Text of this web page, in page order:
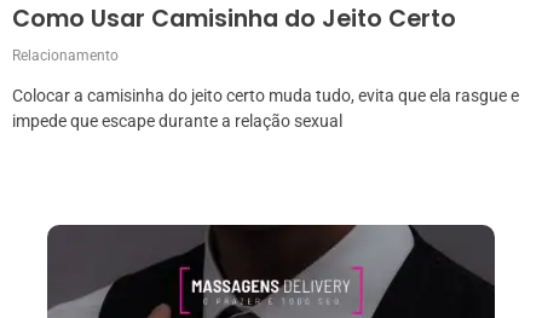
Como Usar Camisinha do Jeito Certo
Relacionamento
Colocar a camisinha do jeito certo muda tudo, evita que ela rasgue e
impede que escape durante a relação sexual